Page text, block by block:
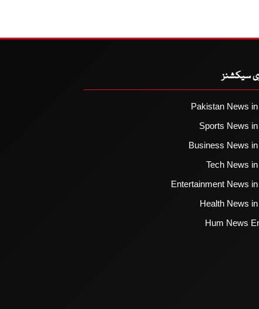
سیکشنز
Pakistan News
Sports News
Business News
Tech News
Entertainment News
Health News
Hum News